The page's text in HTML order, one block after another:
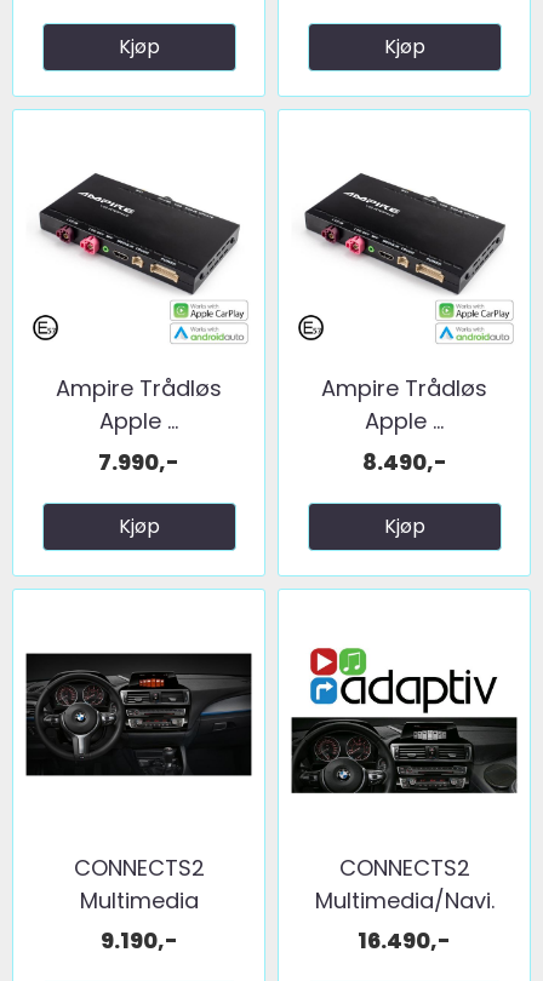
Kjøp Kjøp
Ampire Trådløs
Apple ...
7.990,-
Kjøp
Ampire Trådløs
Apple ...
8.490,-
Kjøp
CONNECTS2
Multimedia
oppgradering BMW ...
9.190,-
CONNECTS2
Multimedia/Navi.
oppgradering ...
16.490,-